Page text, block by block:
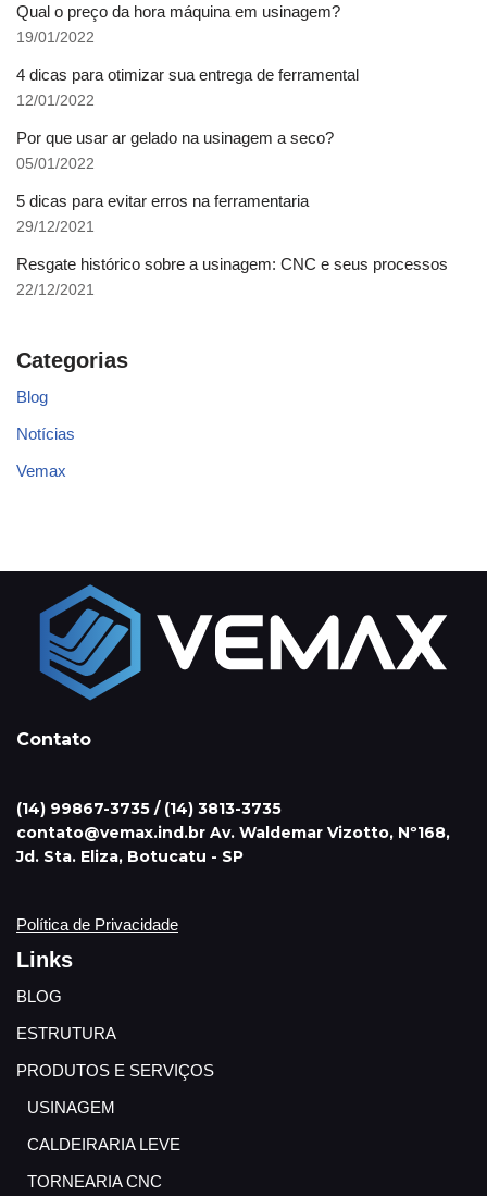
Qual o preço da hora máquina em usinagem?
19/01/2022
4 dicas para otimizar sua entrega de ferramental
12/01/2022
Por que usar ar gelado na usinagem a seco?
05/01/2022
5 dicas para evitar erros na ferramentaria
29/12/2021
Resgate histórico sobre a usinagem: CNC e seus processos
22/12/2021
Categorias
Blog
Notícias
Vemax
Contato
(14) 99867-3735 / (14) 3813-3735
contato@vemax.ind.br Av. Waldemar Vizotto, Nº168,
Jd. Sta. Eliza, Botucatu - SP
Política de Privacidade
Links
BLOG
ESTRUTURA
PRODUTOS E SERVIÇOS
USINAGEM
CALDEIRARIA LEVE
TORNEARIA CNC